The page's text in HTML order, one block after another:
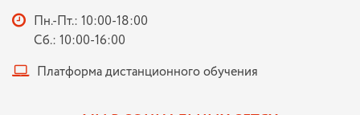
Пн.-Пт.: 10:00-18:00
Сб.: 10:00-16:00
Платформа дистанционного обучения